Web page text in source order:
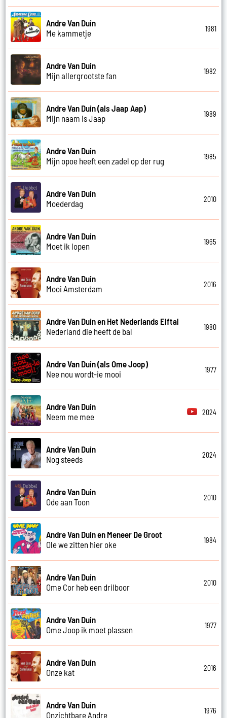
Andre Van Duin
Me kammetje
1981
Andre Van Duin
Mijn allergrootste fan
1982
Andre Van Duin (als Jaap Aap)
Mijn naam is Jaap
1989
Andre Van Duin
Mijn opoe heeft een zadel op der rug
1985
Andre Van Duin
Moederdag
2010
Andre Van Duin
Moet ik lopen
1965
Andre Van Duin
Mooi Amsterdam
2016
Andre Van Duin en Het Nederlands Elftal
Nederland die heeft de bal
1980
Andre Van Duin (als Ome Joop)
Nee nou wordt-ie mooi
1977
Andre Van Duin
Neem me mee
2024
Andre Van Duin
Nog steeds
2024
Andre Van Duin
Ode aan Toon
2010
Andre Van Duin en Meneer De Groot
Ole we zitten hier oke
1984
Andre Van Duin
Ome Cor heb een drilboor
2010
Andre Van Duin
Ome Joop ik moet plassen
1977
Andre Van Duin
Onze kat
2016
Andre Van Duin
Onzichtbare Andre
1976